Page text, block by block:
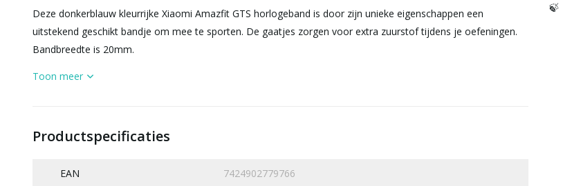
Deze donkerblauw kleurrijke Xiaomi Amazfit GTS horlogeband is door zijn unieke eigenschappen een
uitstekend geschikt bandje om mee te sporten. De gaatjes zorgen voor extra zuurstof tijdens je oefeningen.
Bandbreedte is 20mm.
Toon meer
Productspecificaties
EAN 7424902779766
🍃